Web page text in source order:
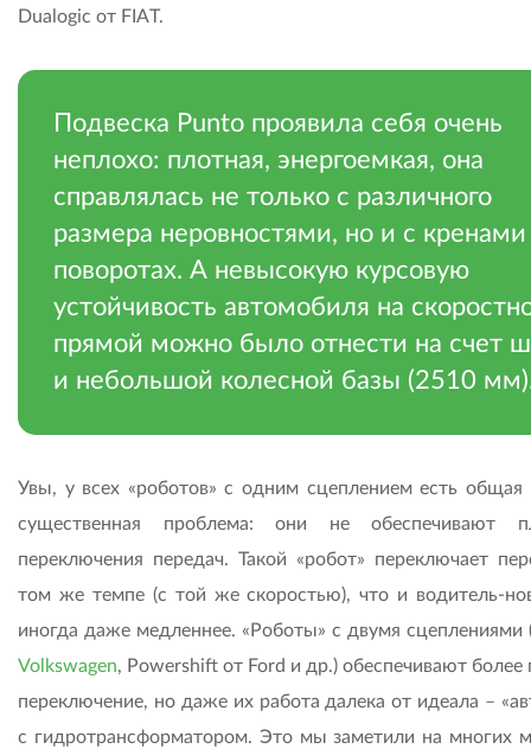
Dualogic от FIAT.
Подвеска Punto проявила себя очень
неплохо: плотная, энергоемкая, она
справлялась не только с различного
размера неровностями, но и с кренами
поворотах. А невысокую курсовую
устойчивость автомобиля на
прямой можно было отнести на счет
и небольшой колесной базы (2510
Увы, у всех «роботов» с одним сцеплением есть общая
существенная проблема: они не обеспечивают
переключения передач. Такой «робот» переключает
том же темпе (с той же скоростью), что и водитель-
иногда даже медленнее. «Роботы» с двумя сцеплениями
Volkswagen, Powershift от Ford и др.) обеспечивают более
переключение, но даже их работа далека от идеала –
с гидротрансформатором. Это мы заметили на многих